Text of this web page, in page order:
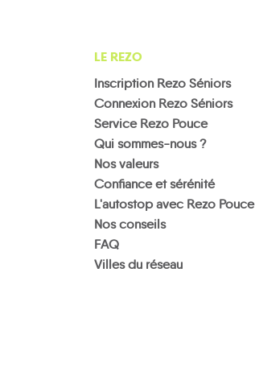
LE REZO
Inscription Rezo Séniors
Connexion Rezo Séniors
Service Rezo Pouce
Qui sommes-nous ?
Nos valeurs
Confiance et sérénité
L'autostop avec Rezo Pouce
Nos conseils
FAQ
Villes du réseau